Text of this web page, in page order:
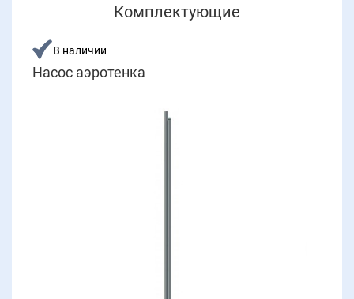
Комплектующие
В наличии
Насос аэротенка